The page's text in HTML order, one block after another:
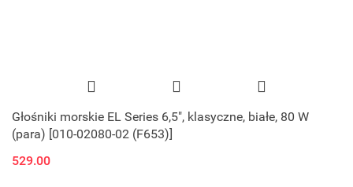
Głośniki morskie EL Series 6,5", klasyczne, białe, 80 W
(para) [010-02080-02 (F653)]
529.00